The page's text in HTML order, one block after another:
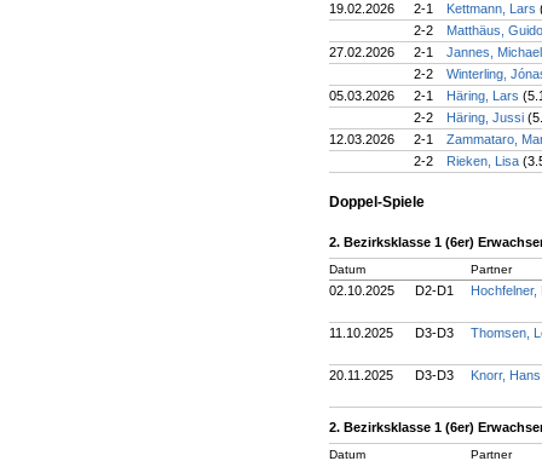
19.02.2026
2-1 Kettmann, Lars
2-2
Matthäus,
27.02.2026
2-1
Jannes,
2-2
Winterling,
05.03.2026
2-1 Häring, Lars
2-2
Häring, Jussi
12.03.2026
2-1
Zammataro,
2-2
Rieken, Lisa
Doppel-Spiele
2. Bezirksklasse 1 (6er)
Datum Partner
02.10.2025 D2-D1
11.10.2025 D3-D3 Thomsen,
20.11.2025 D3-D3 Knorr,
2. Bezirksklasse 1 (6er)
Datum Partner